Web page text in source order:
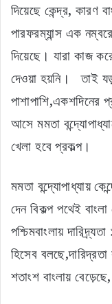
দিয়েছে কেন্দ্র, কারণ
পারফরম্যান্স এক
দিয়েছে। যারা কাজ
দেওয়া হয়নি। তাই
পাশাপাশি,একশদিনের
আসে মমতা
খেলা হবে প্রকল্প।
মমতা বন্দ্যোপাধ্যায়
দেন বিকল্প পথেই
পশ্চিমবাংলায়
হিসেব
শতাংশ বাংলায়